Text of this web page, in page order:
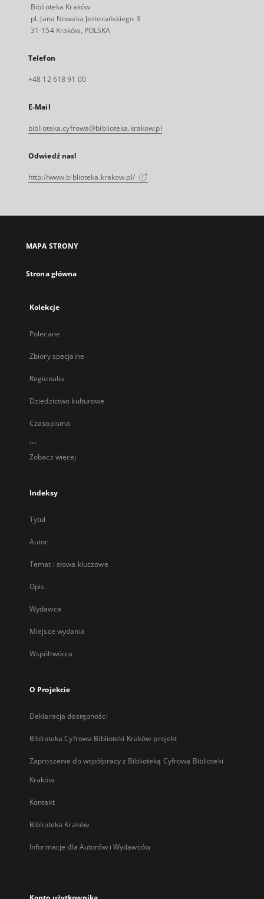
Biblioteka Kraków
pl. Jana Nowaka Jeziorańskiego 3
31-154 Kraków, POLSKA
Telefon
+48 12 618 91 00
E-Mail
biblioteka.cyfrowa@biblioteka.krakow.pl
Odwiedź nas!
http://www.biblioteka.krakow.pl/
MAPA STRONY
Strona główna
Kolekcje
Polecane
Zbiory specjalne
Regionalia
Dziedzictwo kulturowe
Czasopisma
...
Zobacz więcej
Indeksy
Tytuł
Autor
Temat i słowa kluczowe
Opis
Wydawca
Miejsce wydania
Współtwórca
O Projekcie
Deklaracja dostępności
Biblioteka Cyfrowa Biblioteki Kraków-projekt
Zaproszenie do współpracy z Biblioteką Cyfrową Biblioteki
Kraków
Kontakt
Biblioteka Kraków
Informacje dla Autorów i Wydawców